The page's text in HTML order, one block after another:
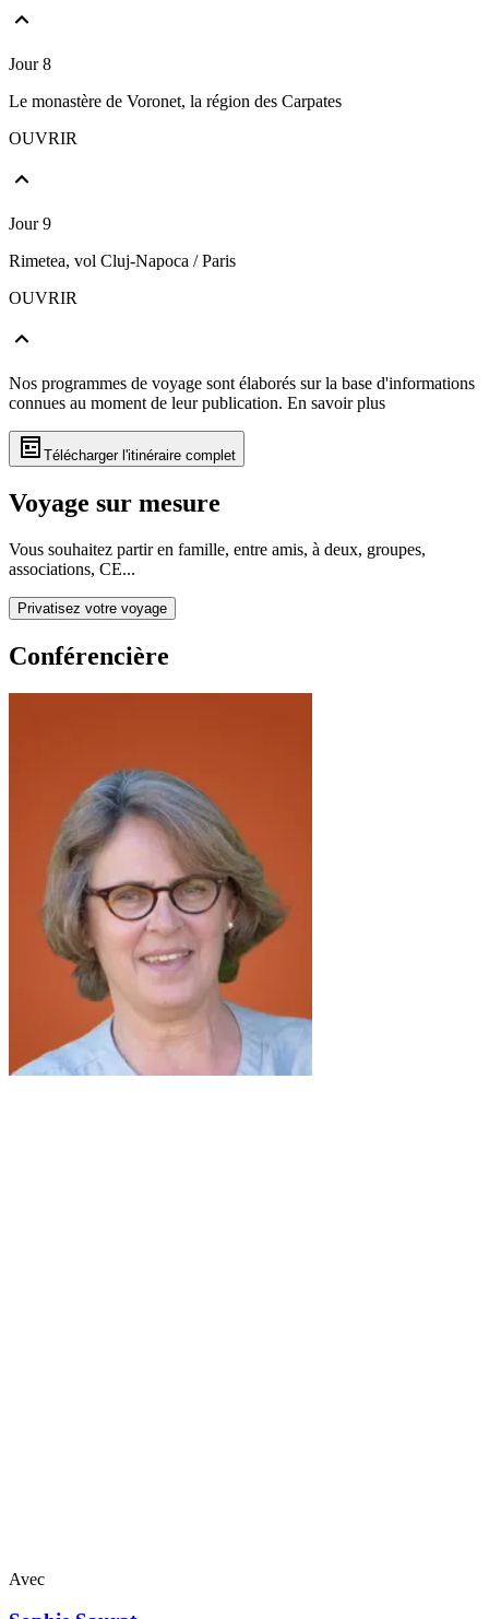
Jour 8
Le monastère de Voronet, la région des Carpates
OUVRIR
Jour 9
Rimetea, vol Cluj-Napoca / Paris
OUVRIR
Nos programmes de voyage sont élaborés sur la base d'informations
connues au moment de leur publication. En savoir plus
Télécharger l'itinéraire complet
Voyage sur mesure
Vous souhaitez partir en famille, entre amis, à deux, groupes,
associations, CE...
Privatisez votre voyage
Conférencière
Avec